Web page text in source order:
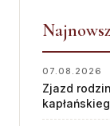
07.08.2026
Zjazd